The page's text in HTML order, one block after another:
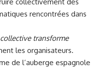
rencontrées dans
transforme
les organisateurs.
de l’auberge espagnole